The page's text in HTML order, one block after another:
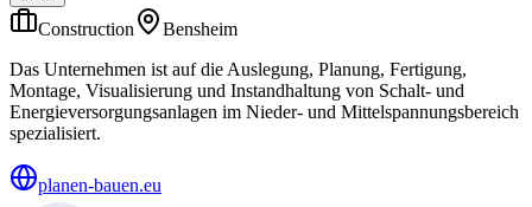
Construction
Bensheim
Das Unternehmen ist auf die Auslegung, Planung, Fertigung,
Montage, Visualisierung und Instandhaltung von Schalt- und
Energieversorgungsanlagen im Nieder- und Mittelspannungsbereich
spezialisiert.
planen-bauen.eu